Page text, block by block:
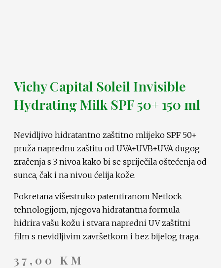
Vichy Capital Soleil Invisible
Hydrating Milk SPF 50+ 150 ml
Nevidljivo hidratantno zaštitno mlijeko SPF 50+
pruža naprednu zaštitu od UVA+UVB+UVA dugog
zračenja s 3 nivoa kako bi se spriječila oštećenja od
sunca, čak i na nivou ćelija kože.
Pokretana višestruko patentiranom Netlock
tehnologijom, njegova hidratantna formula
hidrira vašu kožu i stvara napredni UV zaštitni
film s nevidljivim završetkom i bez bijelog traga.
37,00 KM